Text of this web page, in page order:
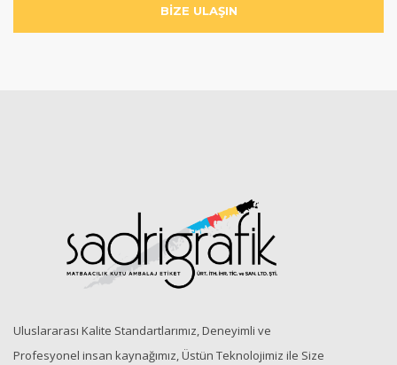
BİZE ULAŞIN
Uluslararası Kalite Standartlarımız, Deneyimli ve
Profesyonel insan kaynağımız, Üstün Teknolojimiz ile Size